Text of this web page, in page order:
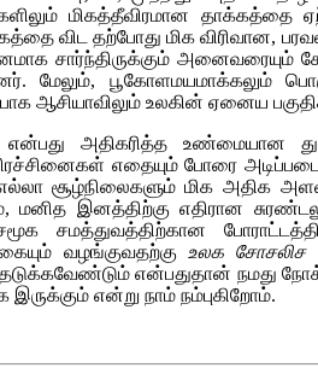
மிகத்தீவிரமான தாக்கத்தை
விட தற்போது மிக விரிவான,
சார்ந்திருக்கும் அனைவரையும்
மேலும், பூகோளமயமாக்கலும்
ஆசியாவிலும் உலகின் ஏனைய
என்பது அதிகரித்த உண்மையான
எதையும் போரை
சூழ்நிலைகளும் மிக அதிக
இனத்திற்கு எதிரான
சமத்துவத்திற்கான
வழங்குவதற்கு உலக
என்பதுதான் நமது
என்று நாம் நம்புகிறோம்.